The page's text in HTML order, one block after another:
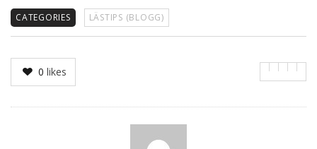
CATEGORIES LÄSTIPS (BLOGG)
0 likes